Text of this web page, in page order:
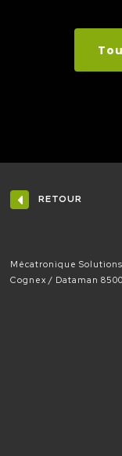
RETOUR
Mécatronique
Cognex
Dataman